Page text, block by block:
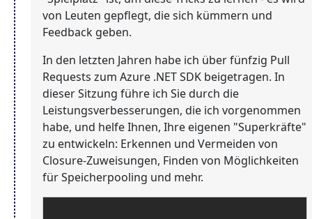
von Leuten gepflegt, die sich kümmern und
Feedback geben.
In den letzten Jahren habe ich über fünfzig Pull
Requests zum Azure .NET SDK beigetragen. In
dieser Sitzung führe ich Sie durch die
Leistungsverbesserungen, die ich vorgenommen
habe, und helfe Ihnen, Ihre eigenen "Superkräfte"
zu entwickeln: Erkennen und Vermeiden von
Closure-Zuweisungen, Finden von Möglichkeiten
für Speicherpooling und mehr.